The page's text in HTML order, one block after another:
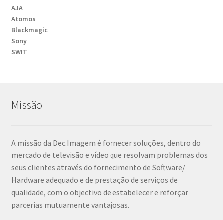
AJA
Atomos
Blackmagic
Sony
SWIT
Missão
A missão da Dec.Imagem é fornecer soluções, dentro do
mercado de televisão e vídeo que resolvam problemas dos
seus clientes através do fornecimento de Software/
Hardware adequado e de prestação de serviços de
qualidade, com o objectivo de estabelecer e reforçar
parcerias mutuamente vantajosas.